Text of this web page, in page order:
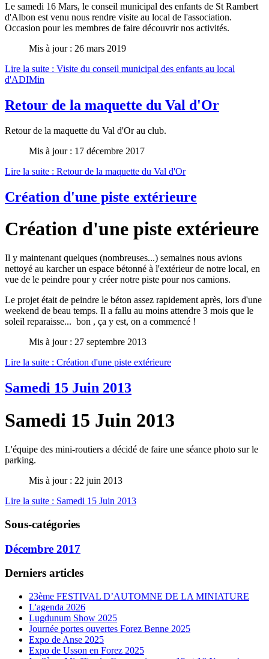
Le samedi 16 Mars, le conseil municipal des enfants de St Rambert
d'Albon est venu nous rendre visite au local de l'association.
Occasion pour les membres de faire découvrir nos activités.
Mis à jour : 26 mars 2019
Lire la suite : Visite du conseil municipal des enfants au local
d'ADIMin
Retour de la maquette du Val d'Or
Retour de la maquette du Val d'Or au club.
Mis à jour : 17 décembre 2017
Lire la suite : Retour de la maquette du Val d'Or
Création d'une piste extérieure
Création d'une piste extérieure
Il y maintenant quelques (nombreuses...) semaines nous avions
nettoyé au karcher un espace bétonné à l'extérieur de notre local, en
vue de le peindre pour y créer notre piste pour nos camions.
Le projet était de peindre le béton assez rapidement après, lors d'une
weekend de beau temps. Il a fallu au moins attendre 3 mois que le
soleil reparaisse... bon , ça y est, on a commencé !
Mis à jour : 27 septembre 2013
Lire la suite : Création d'une piste extérieure
Samedi 15 Juin 2013
Samedi 15 Juin 2013
L'équipe des mini-routiers a décidé de faire une séance photo sur le
parking.
Mis à jour : 22 juin 2013
Lire la suite : Samedi 15 Juin 2013
Sous-catégories
Décembre 2017
Derniers articles
23ème FESTIVAL D’AUTOMNE DE LA MINIATURE
L'agenda 2026
Lugdunum Show 2025
Journée portes ouvertes Forez Benne 2025
Expo de Anse 2025
Expo de Usson en Forez 2025